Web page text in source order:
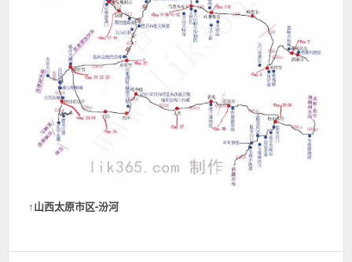
↑山西太原市区-汾河